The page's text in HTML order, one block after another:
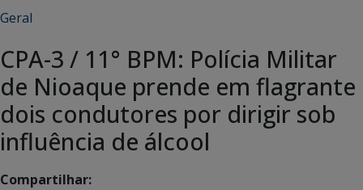
Geral
CPA-3 / 11° BPM: Polícia Militar
de Nioaque prende em flagrante
dois condutores por dirigir sob
influência de álcool
Compartilhar: